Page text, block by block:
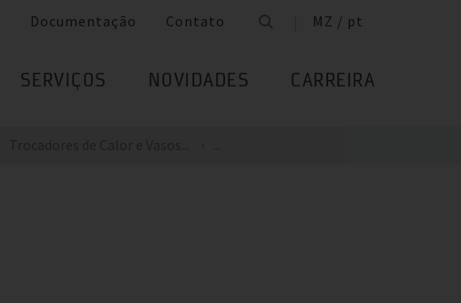
Documentação Contato MZ / pt
SERVIÇOS NOVIDADES CARREIRA